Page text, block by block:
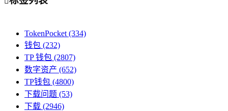
TokenPocket (334)
钱包 (232)
TP 钱包 (2807)
数字资产 (652)
TP钱包 (4800)
下载问题 (53)
下载 (2946)